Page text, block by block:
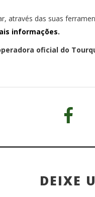
através das suas
informações.
oficial do
DEIXE